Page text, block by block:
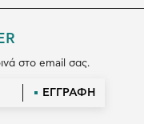
στο email σας.
ΕΓΓΡΑΦΗ